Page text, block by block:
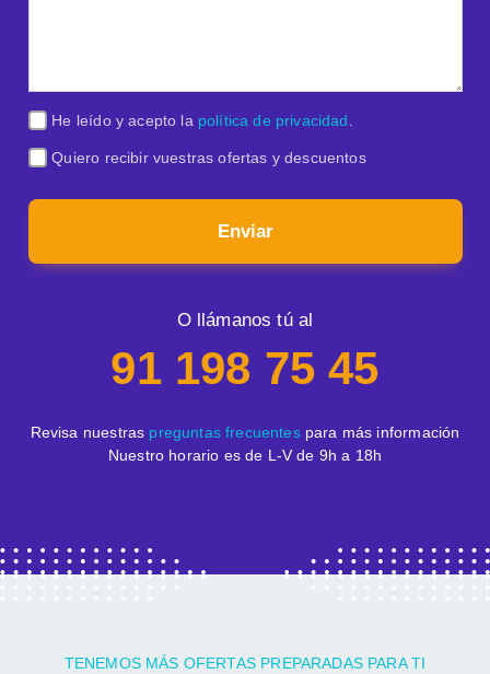
He leído y acepto la política de privacidad.
Quiero recibir vuestras ofertas y descuentos
Enviar
O llámanos tú al
91 198 75 45
Revisa nuestras preguntas frecuentespara más información
Nuestro horario es de L-V de 9h a 18h
TENEMOS MÁS OFERTAS PREPARADAS PARA TI